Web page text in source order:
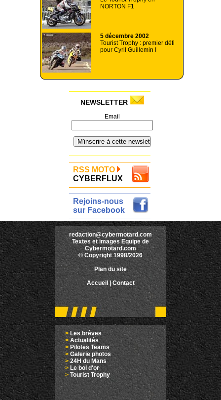
NORTON F1
5 décembre 2002
Tourist Trophy : premier défi
pour Cyril Guillemin !
NEWSLETTER
Email
RSS MOTO
CYBERFLUX
Rejoins-nous
sur Facebook
redaction@cybermotard.com
Textes et images Equipe de
Cybermotard.com
© Copyright 1998/2026
Plan du site
Accueil |Contact
>Les brèves
> Actualités
> Pilotes Teams
>Galerie photos
>24H du Mans
>Le bol d'or
> Tourist Trophy